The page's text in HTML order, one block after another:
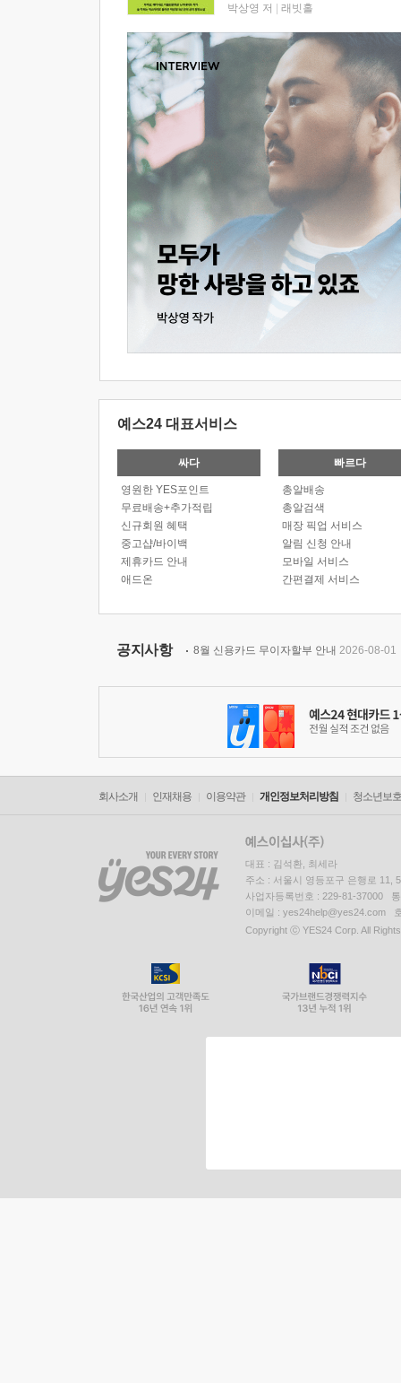
박상영 저 래빗홀
예스24 대표서비스
싸다
영원한 YES포인트
무료배송+추가적립
신규회원 혜택
중고샵/바이백
제휴카드 안내
애드온
빠르다
총알배송
총알검색
매장 픽업 서비스
알림 신청 안내
모바일 서비스
간편결제 서비스
공지사항 8월 신용카드 무이자할부 안내 2026-08-01
회사소개 인재채용 이용약관 개인정보처리방침 청소년보
대표 : 김석환, 최세라
주소 : 서울시 영등포구 은행로 11,
사업자등록번호 : 229-81-37000
이메일 : yes24help@yes24.com
Copyright ⓒ YES24 Corp. All